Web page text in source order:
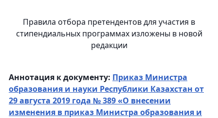
Правила отбора претендентов для участия в
стипендиальных программах изложены в новой
редакции
Аннотация к документу: Приказ Министра
образования и науки Республики Казахстан от
29 августа 2019 года № 389 «О внесении
изменения в приказ Министра образования и